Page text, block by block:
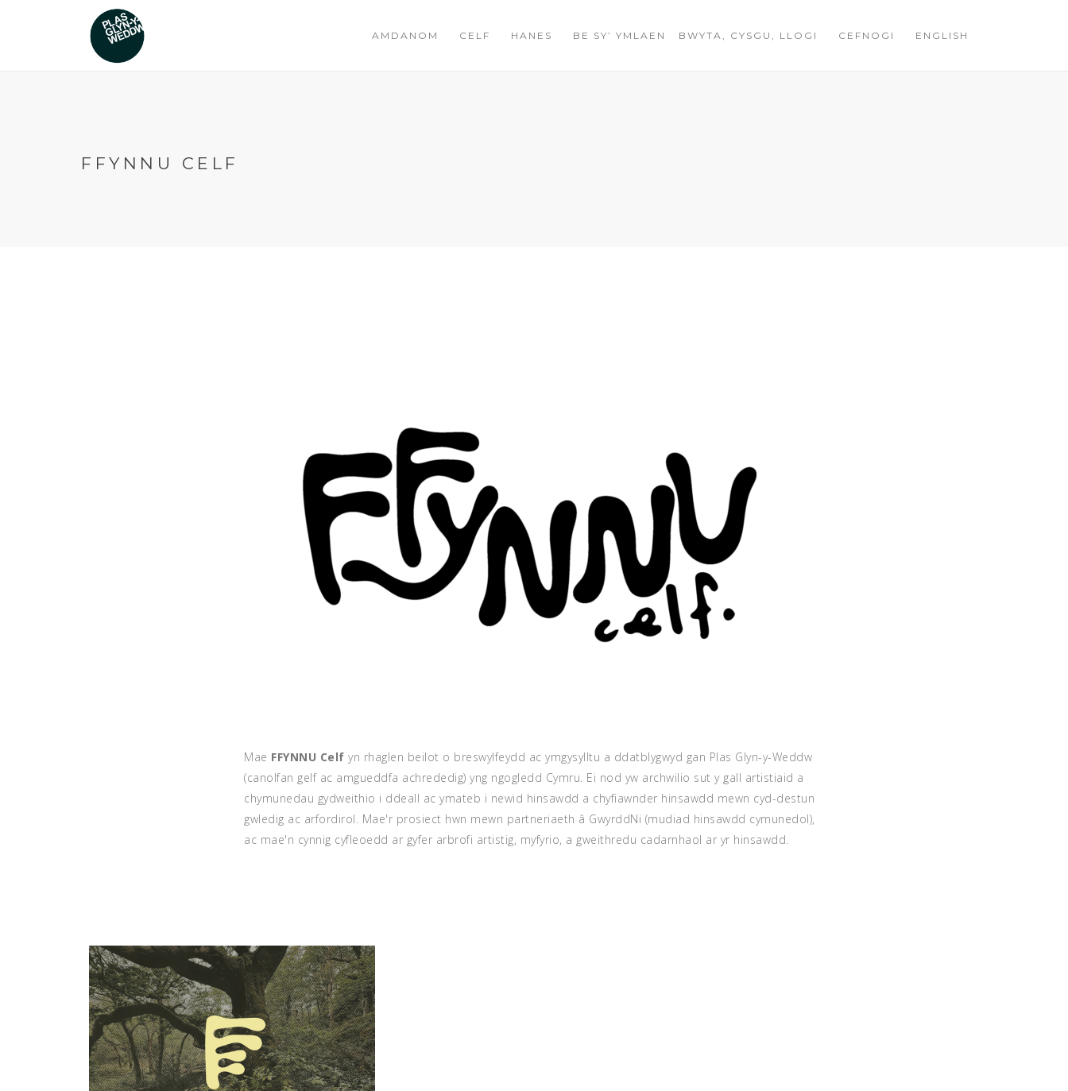
AMDANOM CELF HANES BE SY’ YMLAEN BWYTA, CYSGU, LLOGI CEFNOGI ENGLISH
FFYNNU CELF
Mae FFYNNU Celf yn rhaglen beilot o breswylfeydd ac ymgysylltu a ddatblygwyd gan Plas Glyn-y-Weddw
(canolfan gelf ac amgueddfa achrededig) yng ngogledd Cymru. Ei nod yw archwilio sut y gall artistiaid a
chymunedau gydweithio i ddeall ac ymateb i newid hinsawdd a chyfiawnder hinsawdd mewn cyd-destun
gwledig ac arfordirol. Mae'r prosiect hwn mewn partneriaeth â GwyrddNi (mudiad hinsawdd cymunedol),
ac mae'n cynnig cyfleoedd ar gyfer arbrofi artistig, myfyrio, a gweithredu cadarnhaol ar yr hinsawdd.